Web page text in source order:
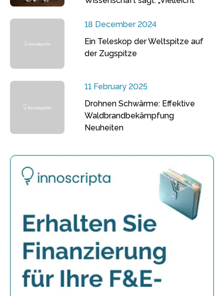
18 December 2024
Ein Teleskop der Weltspitze auf
der Zugspitze
11 February 2025
Drohnen Schwärme: Effektive
Waldbrandbekämpfung
Neuheiten